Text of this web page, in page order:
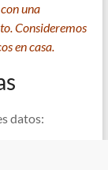
una
Consideremos
en casa.
datos: